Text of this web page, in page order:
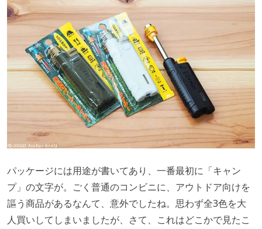
パッケージには用途が書いてあり、一番最初に「キャン
プ」の文字が。ごく普通のコンビニに、アウトドア向けを
謳う商品があるなんて、意外でしたね。思わず全3色を大
人買いしてしまいましたが、さて、これはどこかで見たこ